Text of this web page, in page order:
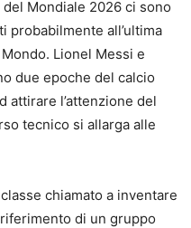
Mondiale 2026 ci sono
probabilmente all’ultima
Lionel Messi e
due epoche del calcio
attirare l’attenzione del
tecnico si allarga alle
chiamato a inventare
di un gruppo